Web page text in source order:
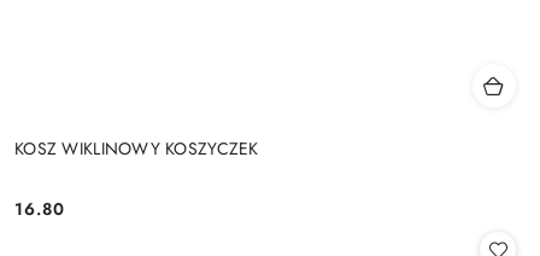
KOSZ WIKLINOWY KOSZYCZEK
Cena:
16.80